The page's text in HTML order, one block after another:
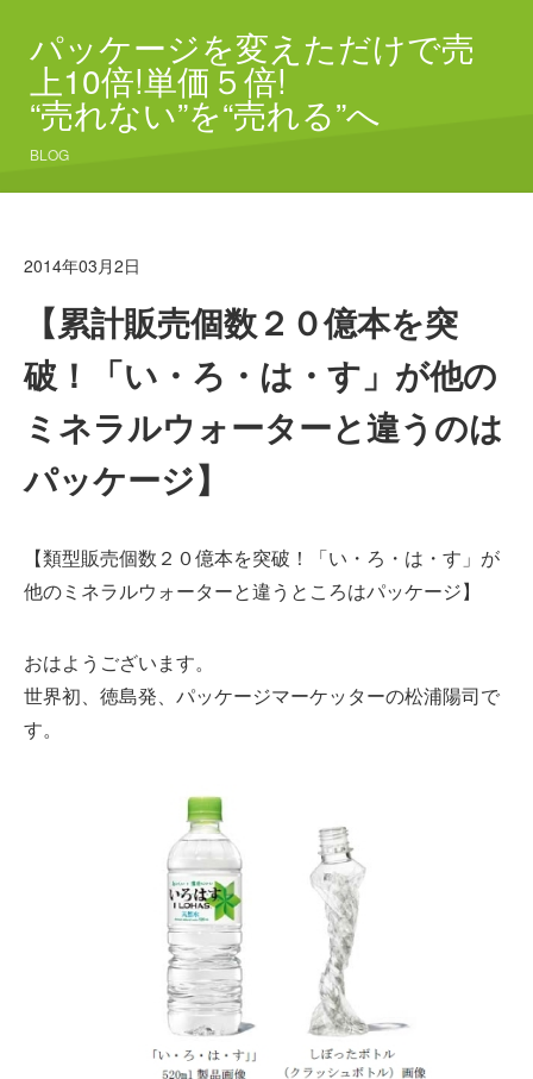
パッケージを変えただけで売
上10倍!単価５倍!
“売れない”を“売れる”へ
BLOG
2014年03月2日
【累計販売個数２０億本を突
破！「い・ろ・は・す」が他の
ミネラルウォーターと違うのは
パッケージ】
【類型販売個数２０億本を突破！「い・ろ・は・す」が
他のミネラルウォーターと違うところはパッケージ】
おはようございます。
世界初、徳島発、パッケージマーケッターの松浦陽司で
す。